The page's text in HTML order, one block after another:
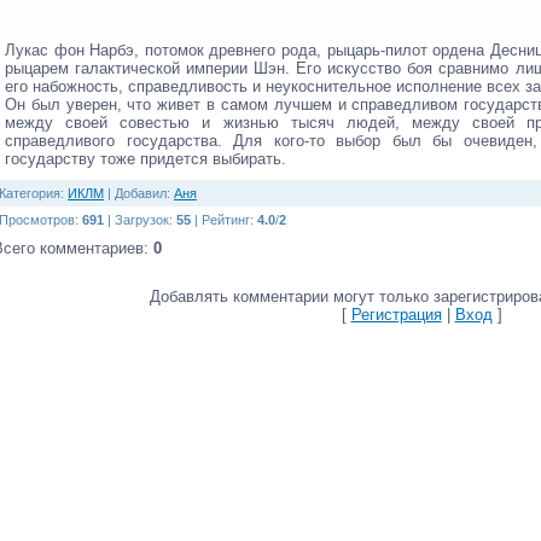
Лукас фон Нарбэ, потомок древнего рода, рыцарь-пилот ордена
рыцарем галактической империи Шэн. Его искусство боя сравнимо
его набожность, справедливость и неукоснительное исполнение всех
Он был уверен, что живет в самом лучшем и справедливом
между своей совестью и жизнью тысяч людей, между своей
справедливого государства. Для кого-то выбор был бы
государству тоже придется выбирать.
Категория: ИКЛМ Добавил: Аня
Просмотров: 691 Загрузок: 55 Рейтинг: 4.0/2
комментариев: 0
Добавлять комментарии могут только
[ Регистрация| Вход]